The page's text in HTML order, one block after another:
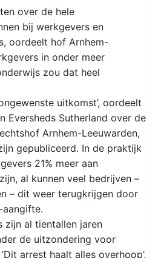
over de hele
bij werkgevers en
oordeelt hof Arnhem-
in onder meer
zou dat heel
uitkomst’, oordeelt
Eversheds Sutherland over de
Arnhem-Leeuwarden,
gepubliceerd. In de praktijk
21% meer aan
al kunnen veel bedrijven –
– dit weer terugkrijgen door
zijn al tientallen jaren
de uitzondering voor
arrest haalt alles overhoop’,